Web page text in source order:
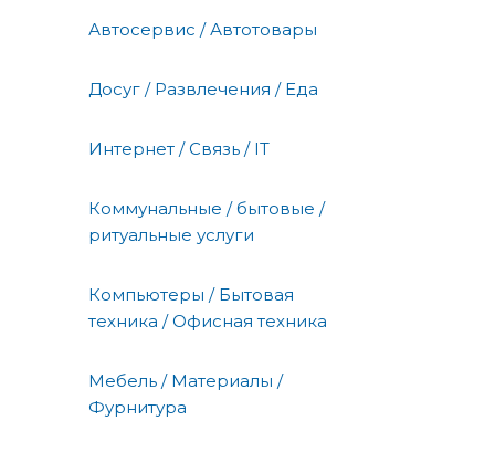
Автосервис / Автотовары
Досуг / Развлечения / Еда
Интернет / Связь / IT
Коммунальные / бытовые /
ритуальные услуги
Компьютеры / Бытовая
техника / Офисная техника
Мебель / Материалы /
Фурнитура